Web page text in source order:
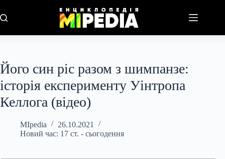
до
вмісту
Його син ріс разом з шимпанзе:
історія експерименту Уінтропа
Келлога (відео)
MIpedia
26.10.2021
Новий час: 17 ст. - сьогодення